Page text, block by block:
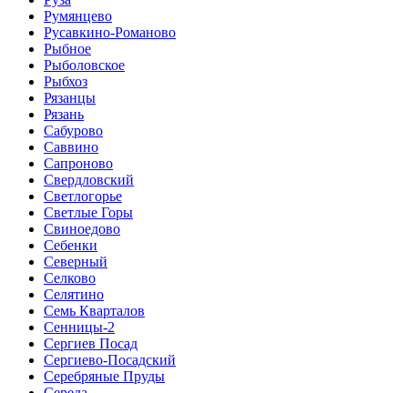
Румянцево
Русавкино-Романово
Рыбное
Рыболовское
Рыбхоз
Рязанцы
Рязань
Сабурово
Саввино
Сапроново
Свердловский
Светлогорье
Светлые Горы
Свиноедово
Себенки
Северный
Селково
Селятино
Семь Кварталов
Сенницы-2
Сергиев Посад
Сергиево-Посадский
Серебряные Пруды